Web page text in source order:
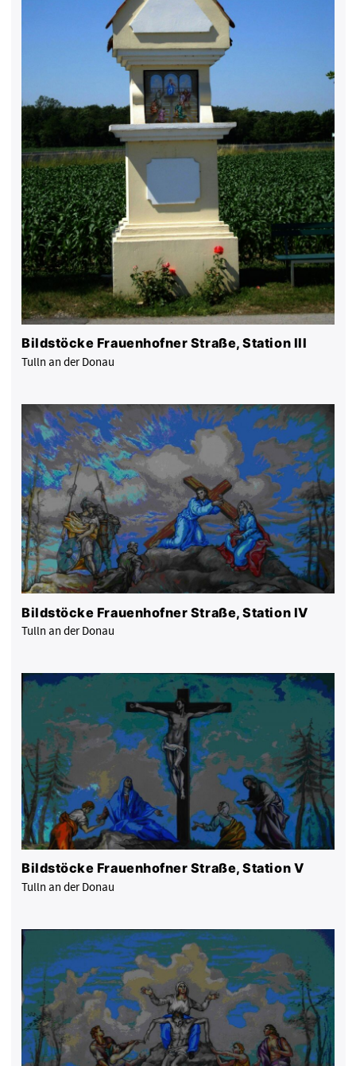
Bildstöcke Frauenhofner Straße, Station III
Tulln an der Donau
Bildstöcke Frauenhofner Straße, Station IV
Tulln an der Donau
Bildstöcke Frauenhofner Straße, Station V
Tulln an der Donau